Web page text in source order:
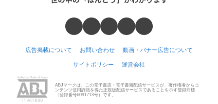
広告掲載について お問い合わせ 動画・バナー広告について
サイトポリシー 運営会社
ABJマークは、この電子書店・電子書籍配信サービスが、著作権者からコ
ンテンツ使用許諾を得た正規版配信サービスであることを示す登録商標
（登録番号6091713号）です。